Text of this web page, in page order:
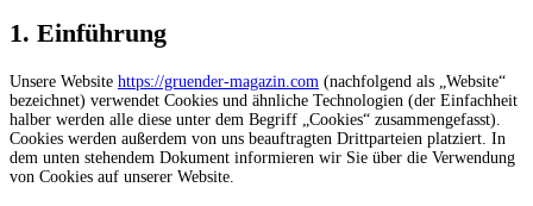
1. Einführung
Unsere Website https://gruender-magazin.com (nachfolgend als „Website“
bezeichnet) verwendet Cookies und ähnliche Technologien (der Einfachheit
halber werden alle diese unter dem Begriff „Cookies“ zusammengefasst).
Cookies werden außerdem von uns beauftragten Drittparteien platziert. In
dem unten stehendem Dokument informieren wir Sie über die Verwendung
von Cookies auf unserer Website.